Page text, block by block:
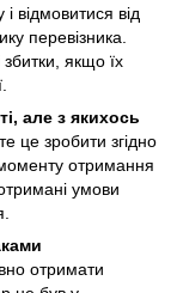
відмовитися від
перевізника.
якщо їх
але з якихось
це зробити згідно
отримання
умови
отримати